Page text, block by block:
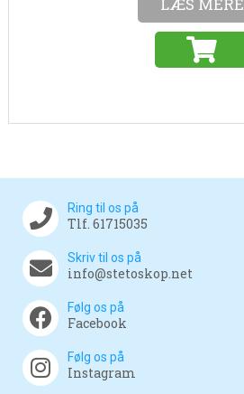
Ring til os på
Tlf. 61715035
Skriv til os på
info@stetoskop.net
Følg os på
Facebook
Følg os på
Instagram